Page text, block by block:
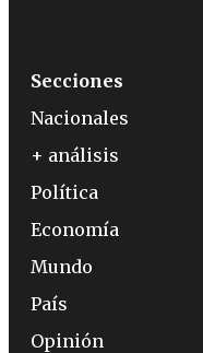
Secciones
Nacionales
+ análisis
Política
Economía
Mundo
País
Opinión